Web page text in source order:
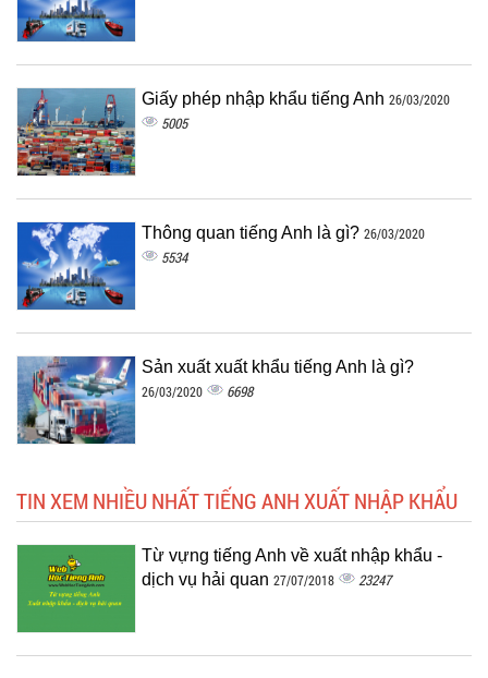
Giấy phép nhập khẩu tiếng Anh 26/03/2020
5005
Thông quan tiếng Anh là gì? 26/03/2020
5534
Sản xuất xuất khẩu tiếng Anh là gì?
26/03/2020 6698
TIN XEM NHIỀU NHẤT TIẾNG ANH XUẤT NHẬP KHẨU
Từ vựng tiếng Anh về xuất nhập khẩu -
dịch vụ hải quan 27/07/2018 23247